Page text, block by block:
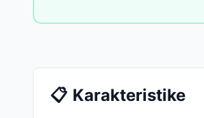
📋 Karakteristike